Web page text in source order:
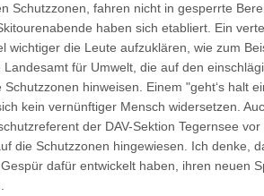
Schutzzonen, fahren nicht in gesperrte
haben sich etabliert. Ein
wichtiger die Leute aufzuklären, wie zum
Landesamt für Umwelt, die auf den
Schutzzonen hinweisen. Einem "geht‘s halt
kein vernünftiger Mensch widersetzen.
der DAV-Sektion Tegernsee
die Schutzzonen hingewiesen. Ich denke,
dafür entwickelt haben, ihren neuen